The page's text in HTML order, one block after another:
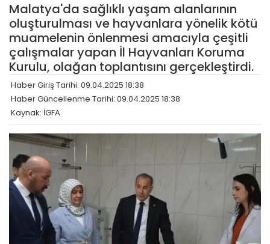
Malatya'da sağlıklı yaşam alanlarının
oluşturulması ve hayvanlara yönelik kötü
muamelenin önlenmesi amacıyla çeşitli
çalışmalar yapan İl Hayvanları Koruma
Kurulu, olağan toplantısını gerçekleştirdi.
Haber Giriş Tarihi: 09.04.2025 18:38
Haber Güncellenme Tarihi: 09.04.2025 18:38
Kaynak: İGFA